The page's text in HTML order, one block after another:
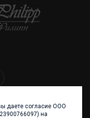
даете согласие ООО
на